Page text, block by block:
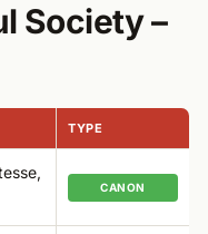
Society –
TYPE
CANON